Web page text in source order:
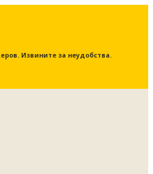
Извините за неудобства.